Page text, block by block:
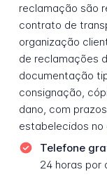
reclamação são
contrato de
organização
de reclamações
documentação
consignação,
dano, com
estabelecidos no
Telefone
24 horas por